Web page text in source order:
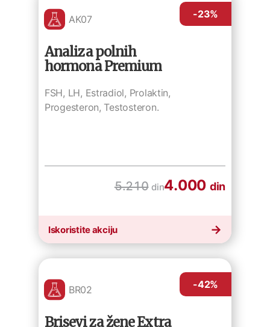
AK07
Analiza polnih
hormona Premium
FSH, LH, Estradiol, Prolaktin,
Progesteron, Testosteron.
-23%
5.210 din4.000 din
Iskoristite akciju
BR02
Brisevi za žene Extra
-42%